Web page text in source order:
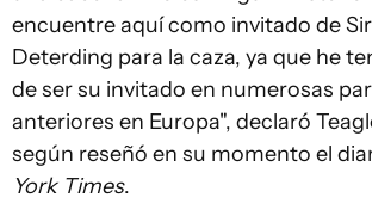
encuentre aquí como invitado de
Deterding para la caza, ya que he
de ser su invitado en numerosas
anteriores en Europa", declaró
según reseñó en su momento el
York Times.